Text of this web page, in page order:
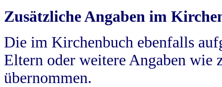
Zusätzliche Angaben im
Die im Kirchenbuch ebenfalls
Eltern oder weitere Angaben wie
übernommen.